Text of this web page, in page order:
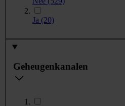
Ja (20)
Geheugenkanalen